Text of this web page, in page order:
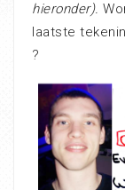
hieronder).
laatste
?